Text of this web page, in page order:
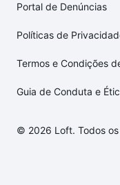
Portal de Denúncias
Políticas de
Termos e Condições
Guia de Conduta e
© 2026 Loft. Todos